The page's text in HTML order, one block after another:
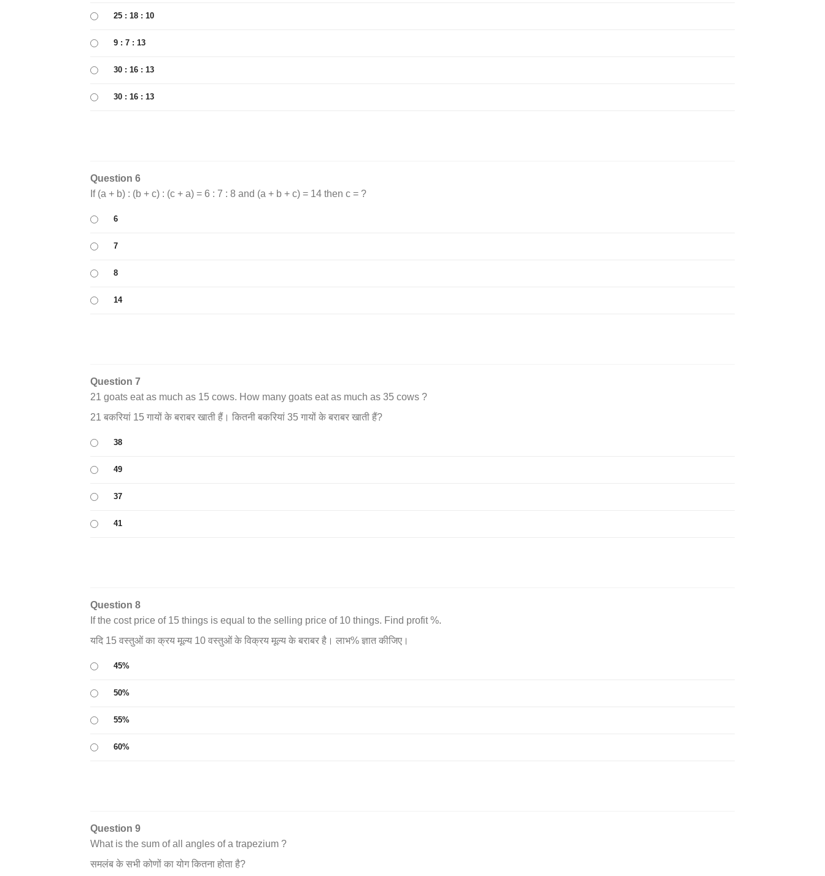
25 : 18 : 10
9 : 7 : 13
30 : 16 : 13
30 : 16 : 13
Question 6
If (a + b) : (b + c) : (c + a) = 6 : 7 : 8 and (a + b + c) = 14 then c = ?
6
7
8
14
Question 7
21 goats eat as much as 15 cows. How many goats eat as much as 35 cows ?
21 बकरियां 15 गायों के बराबर खाती हैं। कितनी बकरियां 35 गायों के बराबर खाती हैं?
38
49
37
41
Question 8
If the cost price of 15 things is equal to the selling price of 10 things. Find profit %.
यदि 15 वस्तुओं का क्रय मूल्य 10 वस्तुओं के विक्रय मूल्य के बराबर है। लाभ% ज्ञात कीजिए।
45%
50%
55%
60%
Question 9
What is the sum of all angles of a trapezium ?
समलंब के सभी कोणों का योग कितना होता है?